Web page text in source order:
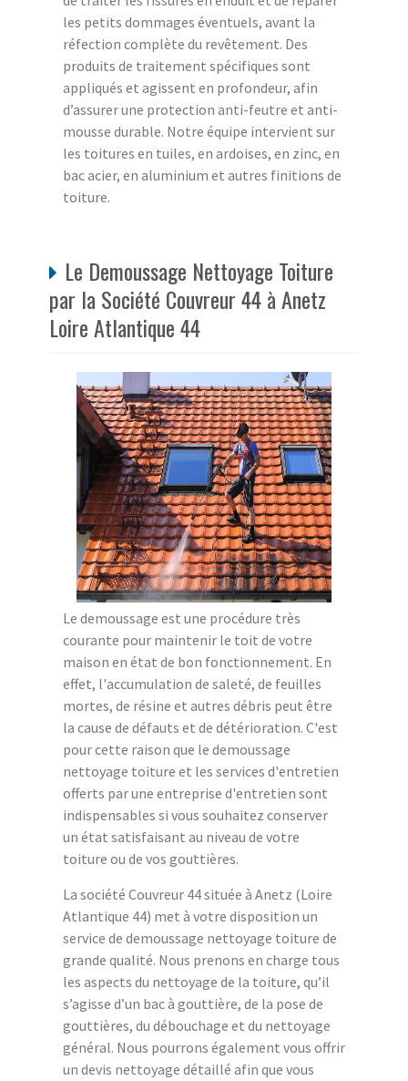
les petits dommages éventuels, avant la
réfection complète du revêtement. Des
produits de traitement spécifiques sont
appliqués et agissent en profondeur, afin
d’assurer une protection anti-feutre et anti-
mousse durable. Notre équipe intervient sur
les toitures en tuiles, en ardoises, en zinc, en
bac acier, en aluminium et autres finitions de
toiture.
Le Demoussage Nettoyage Toiture
par la Société Couvreur 44 à Anetz
Loire Atlantique 44
Le demoussage est une procédure très
courante pour maintenir le toit de votre
maison en état de bon fonctionnement. En
effet, l'accumulation de saleté, de feuilles
mortes, de résine et autres débris peut être
la cause de défauts et de détérioration. C'est
pour cette raison que le demoussage
nettoyage toiture et les services d'entretien
offerts par une entreprise d'entretien sont
indispensables si vous souhaitez conserver
un état satisfaisant au niveau de votre
toiture ou de vos gouttières.
La société Couvreur 44 située à Anetz (Loire
Atlantique 44) met à votre disposition un
service de demoussage nettoyage toiture de
grande qualité. Nous prenons en charge tous
les aspects du nettoyage de la toiture, qu’il
s’agisse d’un bac à gouttière, de la pose de
gouttières, du débouchage et du nettoyage
général. Nous pourrons également vous offrir
un devis nettoyage détaillé afin que vous